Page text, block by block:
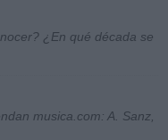
¿En qué década se
musica.com: A. Sanz,